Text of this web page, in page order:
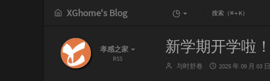
XGhome's Blog
孝感之家
RSS
新学期开学啦！
博
与时舒卷
发
2025 年 09 月 03 日